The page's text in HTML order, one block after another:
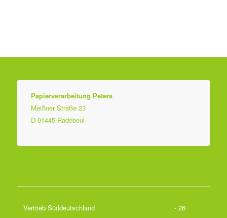
Papierverarbeitung Peters
Meißner Straße 23
D-01445 Radebeul
Vertrieb Süddeutschland - 26